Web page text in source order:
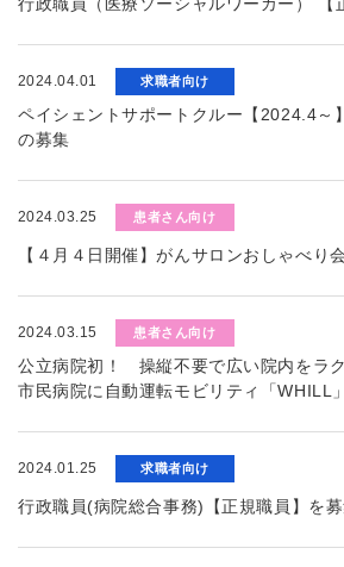
2024.04.01 求職者向け
ペイシェントサポートクルー【2024.4～
の募集
2024.03.25 患者さん向け
【４月４日開催】がんサロンおしゃべり
2024.03.15 患者さん向け
公立病院初！ 操縦不要で広い院内を
市民病院に自動運転モビリティ「WHILL
2024.01.25 求職者向け
行政職員(病院総合事務)【正規職員】を募